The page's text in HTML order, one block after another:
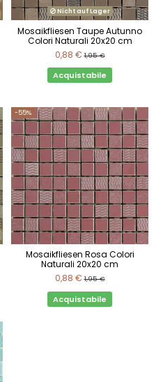
Nicht auf Lager
Mosaikfliesen Taupe Autunno
Colori Naturali 20x20 cm
0,88 €1,95 €
Acquistabile
-55%
Mosaikfliesen Rosa Colori
Naturali 20x20 cm
0,88 €1,95 €
Acquistabile